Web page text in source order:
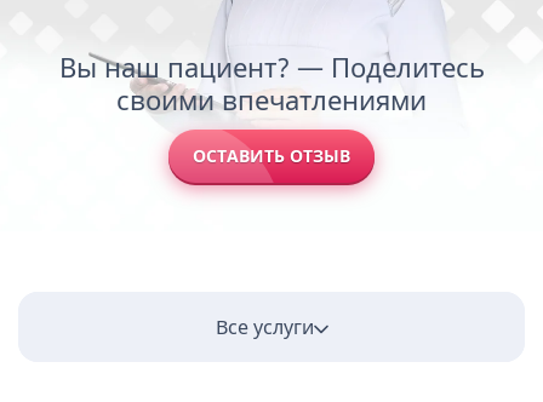
Вы наш пациент? — Поделитесь
своими впечатлениями
ОСТАВИТЬ ОТЗЫВ
Все услуги